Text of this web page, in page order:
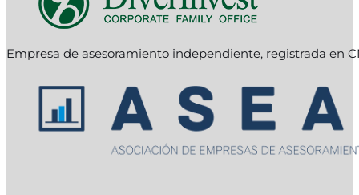
Empresa de asesoramiento independiente, registrada en